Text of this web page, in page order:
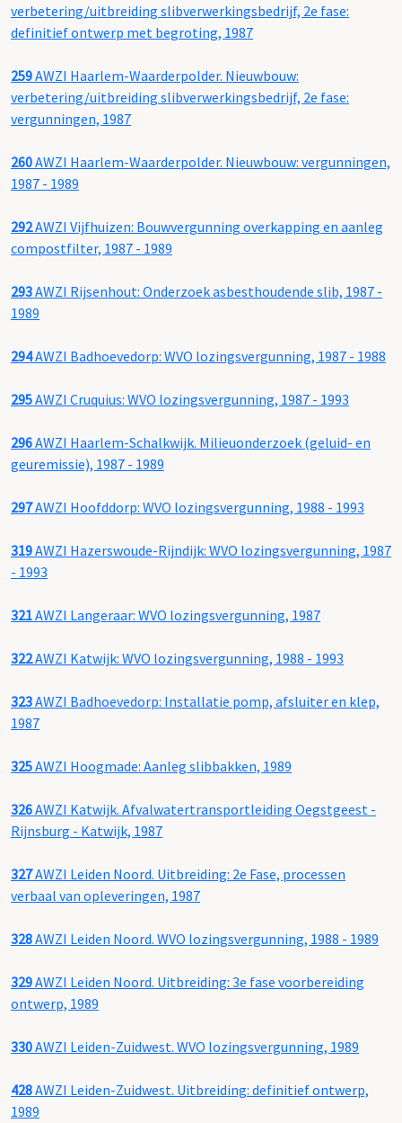
verbetering/uitbreiding slibverwerkingsbedrijf, 2e fase:
definitief ontwerp met begroting, 1987
259AWZI Haarlem-Waarderpolder. Nieuwbouw:
verbetering/uitbreiding slibverwerkingsbedrijf, 2e fase:
vergunningen, 1987
260AWZI Haarlem-Waarderpolder. Nieuwbouw: vergunningen,
1987 - 1989
292AWZI Vijfhuizen: Bouwvergunning overkapping en aanleg
compostfilter, 1987 - 1989
293AWZI Rijsenhout: Onderzoek asbesthoudende slib, 1987 -
1989
294AWZI Badhoevedorp: WVO lozingsvergunning, 1987 - 1988
295AWZI Cruquius: WVO lozingsvergunning, 1987 - 1993
296AWZI Haarlem-Schalkwijk. Milieuonderzoek (geluid- en
geuremissie), 1987 - 1989
297AWZI Hoofddorp: WVO lozingsvergunning, 1988 - 1993
319AWZI Hazerswoude-Rijndijk: WVO lozingsvergunning, 1987
- 1993
321AWZI Langeraar: WVO lozingsvergunning, 1987
322AWZI Katwijk: WVO lozingsvergunning, 1988 - 1993
323AWZI Badhoevedorp: Installatie pomp, afsluiter en klep,
1987
325AWZI Hoogmade: Aanleg slibbakken, 1989
326AWZI Katwijk. Afvalwatertransportleiding Oegstgeest -
Rijnsburg - Katwijk, 1987
327AWZI Leiden Noord. Uitbreiding: 2e Fase, processen
verbaal van opleveringen, 1987
328AWZI Leiden Noord. WVO lozingsvergunning, 1988 - 1989
329AWZI Leiden Noord. Uitbreiding: 3e fase voorbereiding
ontwerp, 1989
330AWZI Leiden-Zuidwest. WVO lozingsvergunning, 1989
428AWZI Leiden-Zuidwest. Uitbreiding: definitief ontwerp,
1989